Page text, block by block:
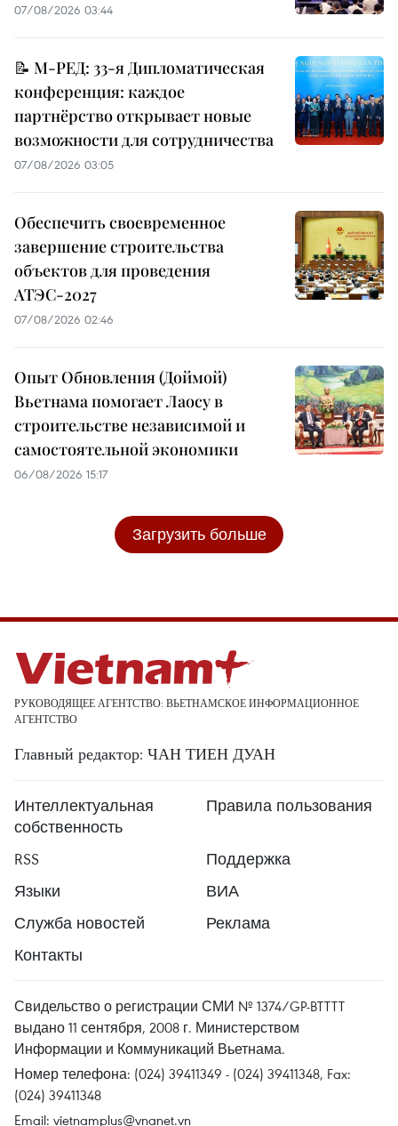
07/08/2026 03:44
📝 М-РЕД: 33-я Дипломатическая
конференция: каждое
партнёрство открывает новые
возможности для сотрудничества
07/08/2026 03:05
Обеспечить своевременное
завершение строительства
объектов для проведения
АТЭС-2027
07/08/2026 02:46
Опыт Обновления (Доймой)
Вьетнама помогает Лаосу в
строительстве независимой и
самостоятельной экономики
06/08/2026 15:17
Загрузить больше
РУКОВОДЯЩЕЕ АГЕНТСТВО: ВЬЕТНАМСКОЕ ИНФОРМАЦИОННОЕ
АГЕНТСТВО
Главный редактор: ЧАН ТИЕН ДУАН
Интеллектуальная
собственность
Правила пользования
RSS
Поддержка
Языки
ВИА
Служба новостей
Реклама
Контакты
Свидельство о регистрации СМИ № 1374/GP-BTTTT
выдано 11 сентября, 2008 г. Министерством
Информации и Коммуникаций Вьетнама.
Номер телефона: (024) 39411349 - (024) 39411348, Fax:
(024) 39411348
Email: vietnamplus@vnanet.vn